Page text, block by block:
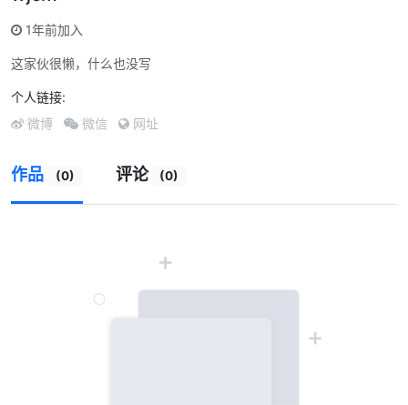
1年前加入
这家伙很懒，什么也没写
个人链接:
微博 微信 网址
作品 (0) 评论 (0)